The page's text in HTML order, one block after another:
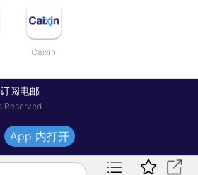
Caixin
阅电邮
Reserved
App 内打开